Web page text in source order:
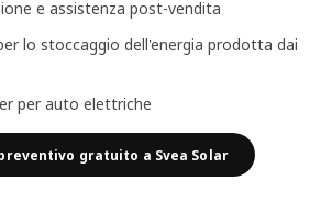
e assistenza post-vendita
lo stoccaggio dell'energia prodotta dai
per auto elettriche
gratuito a Svea Solar